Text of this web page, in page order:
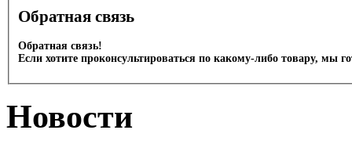
Обратная связь
Обратная связь!
Если хотите проконсультироваться по какому-либо товару, мы
Новости